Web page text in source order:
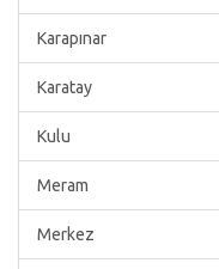
Karapınar
Karatay
Kulu
Meram
Merkez